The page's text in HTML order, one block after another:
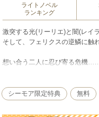
ライトノベル
ランキング
激突する光(リーリエ)と闇(レ
そして、フェリクスの逆鱗に触
想い合う二人に忍び寄る危機
王城で初めて二人きりの夜を
光の精霊、つまりリーリエの精
関してある事実を知ったフェ
シーモア限定特典 無料